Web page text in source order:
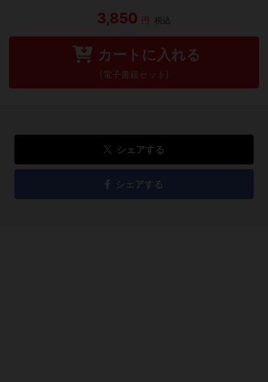
3,850 円 税込
カートに入れる
(電子書籍セット)
シェアする
シェアする